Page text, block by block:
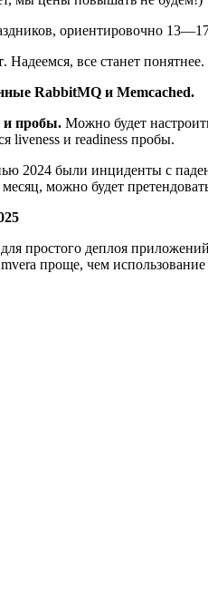
ориентировочно
. Надеемся, все станет понятнее.
RabbitMQ и Memcached.
и пробы. Можно будет
liveness и readiness пробы.
2024 были инциденты с
можно будет
для простого деплоя
проще, чем